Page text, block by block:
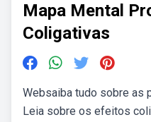
Mapa Mental
Coligativas
Websaiba tudo sobre as
Leia sobre os efeitos